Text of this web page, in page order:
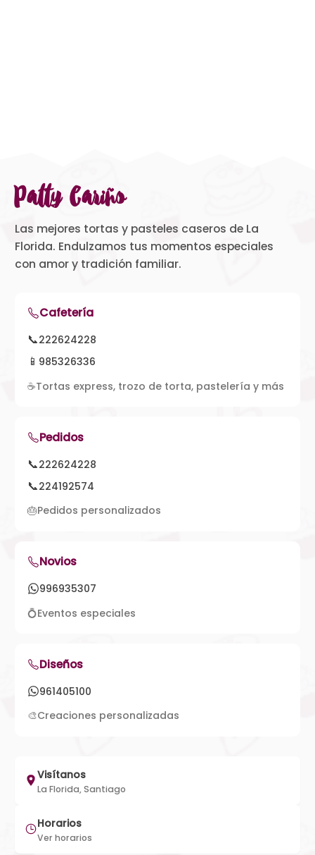
Patty Cariño
Las mejores tortas y pasteles caseros de La
Florida. Endulzamos tus momentos especiales
con amor y tradición familiar.
Cafetería
📞222624228
📱 985326336
☕Tortas express, trozo de torta, pastelería y más
Pedidos
📞222624228
📞224192574
🎂Pedidos personalizados
Novios
996935307
💍Eventos especiales
Diseños
961405100
🎨Creaciones personalizadas
Visítanos
La Florida, Santiago
Horarios
Ver horarios